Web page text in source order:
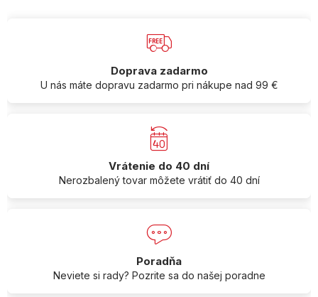
Doprava zadarmo
U nás máte dopravu zadarmo pri nákupe nad 99 €
Vrátenie do 40 dní
Nerozbalený tovar môžete vrátiť do 40 dní
Poradňa
Neviete si rady? Pozrite sa do našej poradne